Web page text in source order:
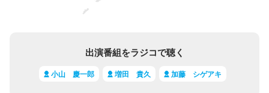
出演番組をラジコで聴く
小山 慶一郎 増田 貴久 加藤 シゲアキ